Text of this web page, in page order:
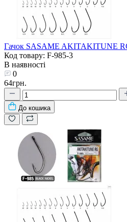
Гачок SASAME AKITAKITUNE
Код товару: F-985-3
В наявності
0
64грн.
До кошика